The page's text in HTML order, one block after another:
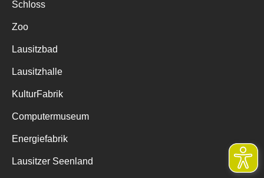
Schloss
Zoo
Lausitzbad
Lausitzhalle
KulturFabrik
Computermuseum
Energiefabrik
Lausitzer Seenland